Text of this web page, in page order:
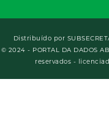
Distribuído por
© 2024 - PORTAL DA DADOS
reservados -